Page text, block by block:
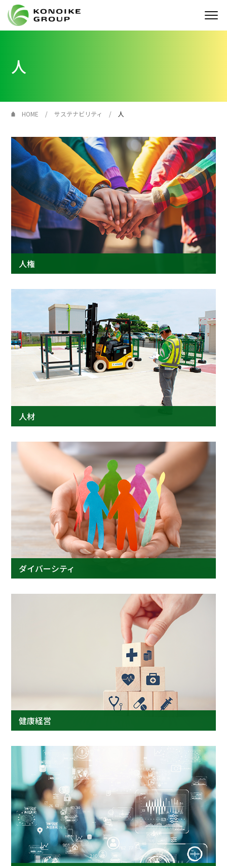
IR情報
サステナビリティ
採用情報
KONOIKEジャーナル
プロジェクト ストーリー
サービス・ソリューション
JP
人
HOME サステナビリティ 人
人権
人材
ダイバーシティ
健康経営